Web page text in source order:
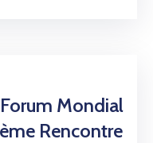
Mondial
Rencontre